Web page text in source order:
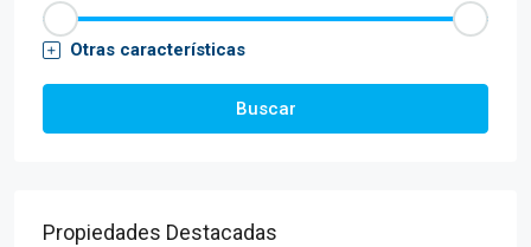
Otras características
Buscar
Propiedades Destacadas